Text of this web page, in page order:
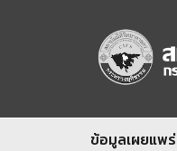
ข้อมูลเผยแพร่